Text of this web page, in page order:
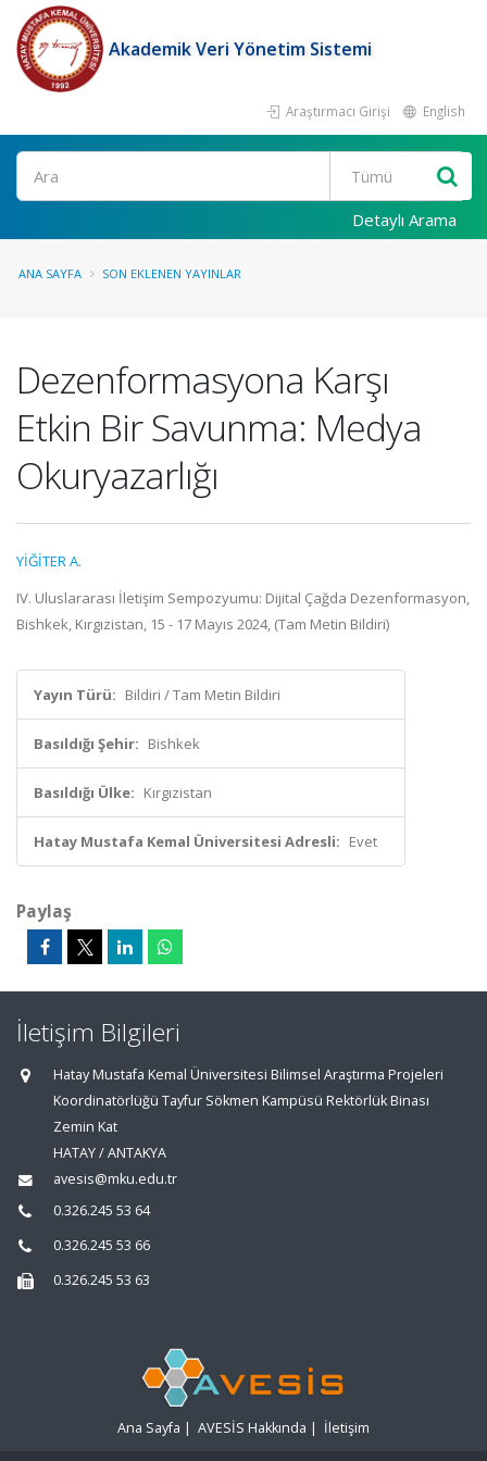
Akademik Veri Yönetim Sistemi
Araştırmacı Girişi English
Ara
Detaylı Arama
ANA SAYFA SON EKLENEN YAYINLAR
Dezenformasyona Karşı
Etkin Bir Savunma: Medya
Okuryazarlığı
YİĞİTER A.
IV. Uluslararası İletişim Sempozyumu: Dijital Çağda Dezenformasyon,
Bishkek, Kırgızistan, 15 - 17 Mayıs 2024, (Tam Metin Bildiri)
Yayın Türü: Bildiri / Tam Metin Bildiri
Basıldığı Şehir: Bishkek
Basıldığı Ülke: Kırgızistan
Hatay Mustafa Kemal Üniversitesi Adresli: Evet
Paylaş
İletişim Bilgileri
Hatay Mustafa Kemal Üniversitesi Bilimsel Araştırma Projeleri
Koordinatörlüğü Tayfur Sökmen Kampüsü Rektörlük Binası
Zemin Kat
HATAY / ANTAKYA
avesis@mku.edu.tr
0.326.245 53 64
0.326.245 53 66
0.326.245 53 63
Ana Sayfa | AVESİS Hakkında | İletişim